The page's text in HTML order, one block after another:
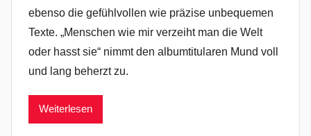
ebenso die gefühlvollen wie präzise unbequemen
Texte. „Menschen wie mir verzeiht man die Welt
oder hasst sie“ nimmt den albumtitularen Mund voll
und lang beherzt zu.
Weiterlesen